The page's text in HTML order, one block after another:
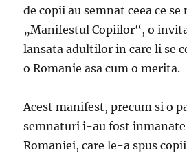
de copii au semnat ceea ce se
„Manifestul Copiilor“, o
lansata adultilor in care li se
o Romanie asa cum o merita.
Acest manifest, precum si o
semnaturi i-au fost
Romaniei, care le-a spus